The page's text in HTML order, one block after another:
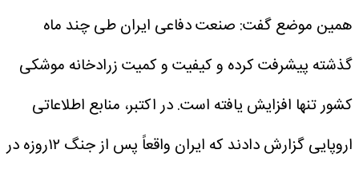
همین موضع گفت: صنعت دفاعی ایران طی چند ماه
گذشته پیشرفت کرده و کیفیت و کمیت زرادخانه موشکی
کشور تنها افزایش یافته است.در اکتبر، منابع اطلاعاتی
اروپایی گزارش دادند که ایران واقعاً پس از جنگ ۱۲روزه در